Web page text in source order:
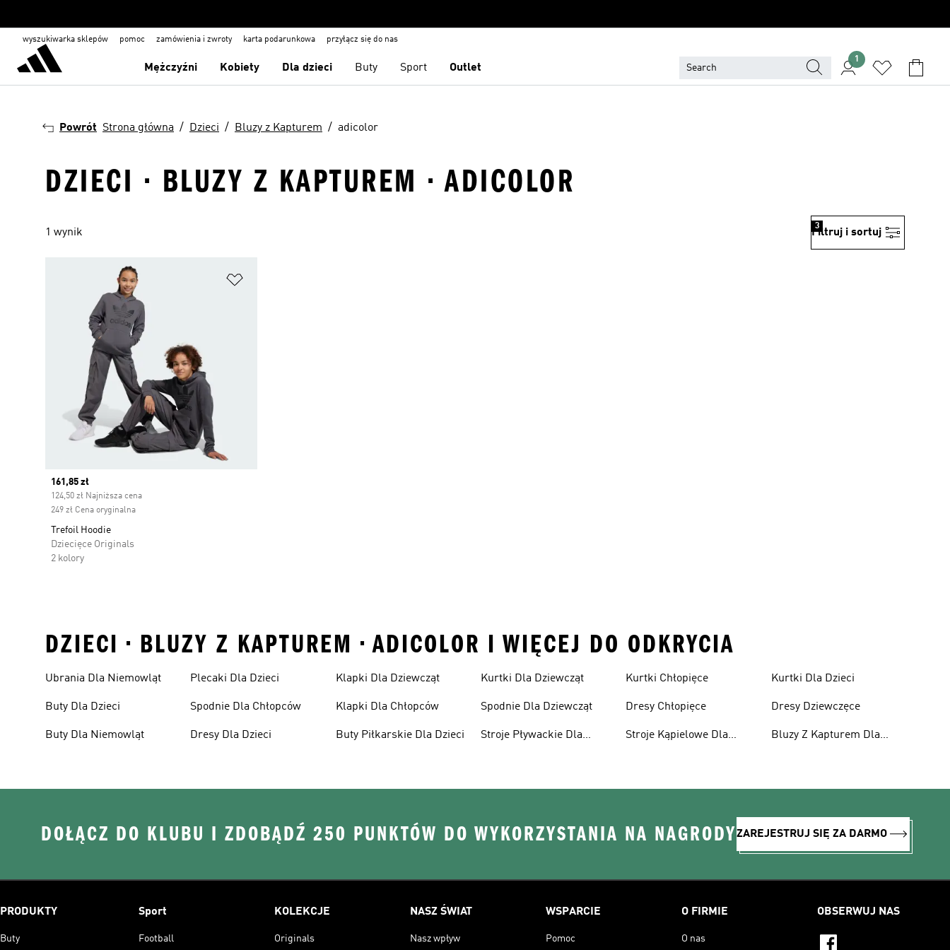
wyszukiwarka sklepów pomoc zamówienia i zwroty karta podarunkowa przyłącz się do nas
Mężczyźni Kobiety Dla dzieci Buty Sport Outlet
1
Powrót Strona główna Dzieci Bluzy z Kapturem adicolor
DZIECI · BLUZY Z KAPTUREM · ADICOLOR
1 wynik Filtruj i sortuj
3
Current price
161,85 zł
124,50 zł Najniższa cena
249 zł Cena oryginalna
Trefoil Hoodie
Dziecięce Originals
2 kolory
DZIECI • BLUZY Z KAPTUREM • ADICOLOR I WIĘCEJ DO ODKRYCIA
Ubrania Dla Niemowląt
Buty Dla Dzieci
Buty Dla Niemowląt
Plecaki Dla Dzieci
Spodnie Dla Chłopców
Dresy Dla Dzieci
Klapki Dla Dziewcząt
Klapki Dla Chłopców
Buty Piłkarskie Dla Dzieci
Kurtki Dla Dziewcząt
Spodnie Dla Dziewcząt
Stroje Pływackie Dla
Kurtki Chłopięce
Dresy Chłopięce
Stroje Kąpielowe Dla
Kurtki Dla Dzieci
Dresy Dziewczęce
Bluzy Z Kapturem Dla
DOŁĄCZ DO KLUBU I ZDOBĄDŹ 250 PUNKTÓW DO WYKORZYSTANIA NA NAGRODYZAREJESTRUJ SIĘ ZA DARMO
PRODUKTY
Buty
Sport
Football
KOLEKCJE
Originals
NASZ ŚWIAT
Nasz wpływ
WSPARCIE
Pomoc
O FIRMIE
O nas
OBSERWUJ NAS